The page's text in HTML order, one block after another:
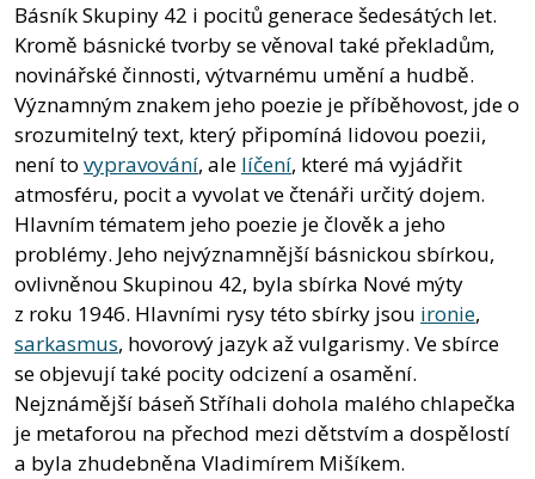
Básník Skupiny 42 i pocitů generace šedesátých let.
Kromě básnické tvorby se věnoval také překladům,
novinářské činnosti, výtvarnému umění a hudbě.
Významným znakem jeho poezie je příběhovost, jde o
srozumitelný text, který připomíná lidovou poezii,
není to vypravování, ale líčení, které má vyjádřit
atmosféru, pocit a vyvolat ve čtenáři určitý dojem.
Hlavním tématem jeho poezie je člověk a jeho
problémy. Jeho nejvýznamnější básnickou sbírkou,
ovlivněnou Skupinou 42, byla sbírka Nové mýty
z roku 1946. Hlavními rysy této sbírky jsou ironie,
sarkasmus, hovorový jazyk až vulgarismy. Ve sbírce
se objevují také pocity odcizení a osamění.
Nejznámější báseň Stříhali dohola malého chlapečka
je metaforou na přechod mezi dětstvím a dospělostí
a byla zhudebněna Vladimírem Mišíkem.